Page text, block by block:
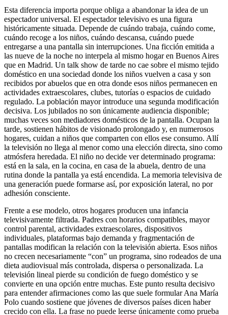
Esta diferencia importa porque obliga a abandonar la idea de un
espectador universal. El espectador televisivo es una figura
históricamente situada. Depende de cuándo trabaja, cuándo come,
cuándo recoge a los niños, cuándo descansa, cuándo puede
entregarse a una pantalla sin interrupciones. Una ficción emitida a
las nueve de la noche no interpela al mismo hogar en Buenos Aires
que en Madrid. Un talk show de tarde no cae sobre el mismo tejido
doméstico en una sociedad donde los niños vuelven a casa y son
recibidos por abuelos que en otra donde esos niños permanecen en
actividades extraescolares, clubes, tutorías o espacios de cuidado
regulado. La población mayor introduce una segunda modificación
decisiva. Los jubilados no son únicamente audiencia disponible;
muchas veces son mediadores domésticos de la pantalla. Ocupan la
tarde, sostienen hábitos de visionado prolongado y, en numerosos
hogares, cuidan a niños que comparten con ellos ese consumo. Allí
la televisión no llega al menor como una elección directa, sino como
atmósfera heredada. El niño no decide ver determinado programa:
está en la sala, en la cocina, en casa de la abuela, dentro de una
rutina donde la pantalla ya está encendida. La memoria televisiva de
una generación puede formarse así, por exposición lateral, no por
adhesión consciente.
Frente a ese modelo, otros hogares producen una infancia
televisivamente filtrada. Padres con horarios compatibles, mayor
control parental, actividades extraescolares, dispositivos
individuales, plataformas bajo demanda y fragmentación de
pantallas modifican la relación con la televisión abierta. Esos niños
no crecen necesariamente “con” un programa, sino rodeados de una
dieta audiovisual más controlada, dispersa o personalizada. La
televisión lineal pierde su condición de fuego doméstico y se
convierte en una opción entre muchas. Este punto resulta decisivo
para entender afirmaciones como las que suele formular Ana María
Polo cuando sostiene que jóvenes de diversos países dicen haber
crecido con ella. La frase no puede leerse únicamente como prueba